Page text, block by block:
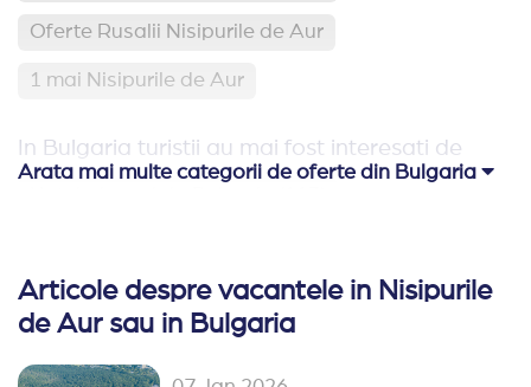
Oferte Rusalii Nisipurile de Aur
1 mai Nisipurile de Aur
In Bulgaria turistii au mai fost interesati de
Hoteluri aproape de Romania (62)
Hoteluri family club Bulgaria
Arata mai multe categorii de oferte din Bulgaria
Articole despre vacantele in Nisipurile
de Aur sau in Bulgaria